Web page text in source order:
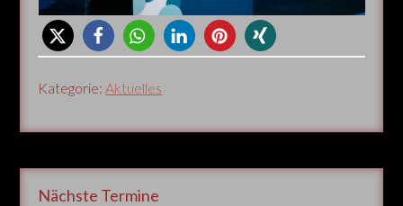
Kategorie:Aktuelles
Nächste Termine